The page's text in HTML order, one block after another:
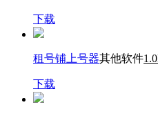
下载
租号铺上号器其他软件
下载